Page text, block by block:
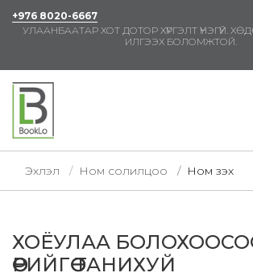
+976 8020-6667
УЛААНБААТАР ХОТ ДОТОР ХҮРГЭЛТ ҮНЭГҮЙ.
ИЛГЭЭХ БОЛОМЖТОЙ.
Эхлэл Ном солилцоо Ном үзэх
ХОЁУЛАА БОЛОХООСОО
ӨӨРИЙГӨӨ ТАНИХУЙ